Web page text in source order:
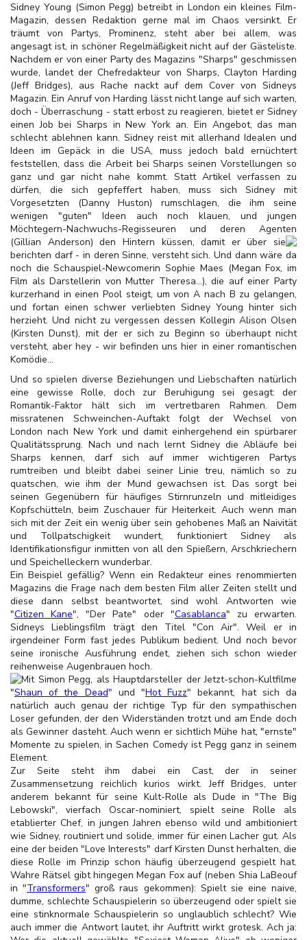
Sidney Young (Simon Pegg) betreibt in London ein kleines Film-
Magazin, dessen Redaktion gerne mal im Chaos versinkt. Er
träumt von Partys, Prominenz, steht aber bei allem, was
angesagt ist, in schöner Regelmäßigkeit nicht auf der Gästeliste.
Nachdem er von einer Party des Magazins "Sharps" geschmissen
wurde, landet der Chefredakteur von Sharps, Clayton Harding
(Jeff Bridges), aus Rache nackt auf dem Cover von Sidneys
Magazin. Ein Anruf von Harding lässt nicht lange auf sich warten,
doch - Überraschung - statt erbost zu reagieren, bietet er Sidney
einen Job bei Sharps in New York an. Ein Angebot, das man
schlecht ablehnen kann. Sidney reist mit allerhand Idealen und
Ideen im Gepäck in die USA, muss jedoch bald ernüchtert
feststellen, dass die Arbeit bei Sharps seinen Vorstellungen so
ganz und gar nicht nahe kommt. Statt Artikel verfassen zu
dürfen, die sich gepfeffert haben, muss sich Sidney mit
Vorgesetzten (Danny Huston) rumschlagen, die ihm seine
wenigen "guten" Ideen auch noch klauen, und jungen
Möchtegern-Nachwuchs-Regisseuren und deren Agenten
(Gillian Anderson) den Hintern küssen, damit er über sie
berichten darf - in deren Sinne, versteht sich. Und dann wäre da
noch die Schauspiel-Newcomerin Sophie Maes (Megan Fox, im
Film als Darstellerin von Mutter Theresa...), die auf einer Party
kurzerhand in einen Pool steigt, um von A nach B zu gelangen,
und fortan einen schwer verliebten Sidney Young hinter sich
herzieht. Und nicht zu vergessen dessen Kollegin Alison Olsen
(Kirsten Dunst), mit der er sich zu Beginn so überhaupt nicht
versteht, aber hey - wir befinden uns hier in einer romantischen
Komödie...
Und so spielen diverse Beziehungen und Liebschaften natürlich
eine gewisse Rolle, doch zur Beruhigung sei gesagt: der
Romantik-Faktor hält sich im vertretbaren Rahmen. Dem
missratenen Schweinchen-Auftakt folgt der Wechsel von
London nach New York und damit einhergehend ein spürbarer
Qualitätssprung. Nach und nach lernt Sidney die Abläufe bei
Sharps kennen, darf sich auf immer wichtigeren Partys
rumtreiben und bleibt dabei seiner Linie treu, nämlich so zu
quatschen, wie ihm der Mund gewachsen ist. Das sorgt bei
seinen Gegenübern für häufiges Stirnrunzeln und mitleidiges
Kopfschütteln, beim Zuschauer für Heiterkeit. Auch wenn man
sich mit der Zeit ein wenig über sein gehobenes Maß an Naivität
und Tollpatschigkeit wundert, funktioniert Sidney als
Identifikationsfigur inmitten von all den Spießern, Arschkriechern
und Speichelleckern wunderbar.
Ein Beispiel gefällig? Wenn ein Redakteur eines renommierten
Magazins die Frage nach dem besten Film aller Zeiten stellt und
diese dann selbst beantwortet, sind wohl Antworten wie
"Citizen Kane", "Der Pate" oder "Casablanca" zu erwarten.
Sidneys Lieblingsfilm trägt den Titel "Con Air". Weil er in
irgendeiner Form fast jedes Publikum bedient. Und noch bevor
seine ironische Ausführung endet, ziehen sich schon wieder
reihenweise Augenbrauen hoch.
Mit Simon Pegg, als Hauptdarsteller der Jetzt-schon-Kultfilme
"Shaun of the Dead" und "Hot Fuzz" bekannt, hat sich da
natürlich auch genau der richtige Typ für den sympathischen
Loser gefunden, der den Widerständen trotzt und am Ende doch
als Gewinner dasteht. Auch wenn er sichtlich Mühe hat, "ernste"
Momente zu spielen, in Sachen Comedy ist Pegg ganz in seinem
Element.
Zur Seite steht ihm dabei ein Cast, der in seiner
Zusammensetzung reichlich kurios wirkt. Jeff Bridges, unter
anderem bekannt für seine Kult-Rolle als Dude in "The Big
Lebowski", vierfach Oscar-nominiert, spielt seine Rolle als
etablierter Chef, in jungen Jahren ebenso wild und ambitioniert
wie Sidney, routiniert und solide, immer für einen Lacher gut. Als
eine der beiden "Love Interests" darf Kirsten Dunst herhalten, die
diese Rolle im Prinzip schon häufig überzeugend gespielt hat.
Wahre Rätsel gibt hingegen Megan Fox auf (neben Shia LaBeouf
in "Transformers" groß raus gekommen): Spielt sie eine naive,
dumme, schlechte Schauspielerin so überzeugend oder spielt sie
eine stinknormale Schauspielerin so unglaublich schlecht? Wie
auch immer die Antwort lautet, ihr Auftritt wirkt grotesk. Ach ja: